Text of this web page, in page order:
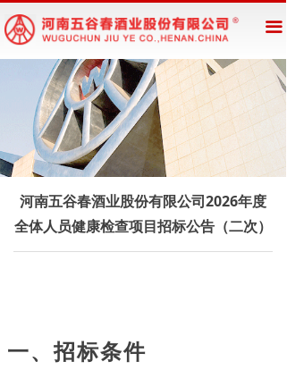
끀
网站首页
企业概况
新闻资讯
公告公示
产品展示
河南五谷春酒业股份有限公司2026年度
全体人员健康检查项目招标公告（二次）
一、招标条件